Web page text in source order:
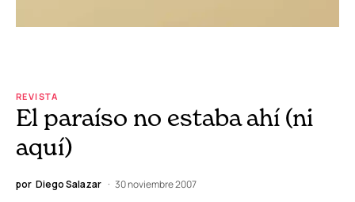
REVISTA
El paraíso no estaba ahí (ni
aquí)
por Diego Salazar 30 noviembre 2007